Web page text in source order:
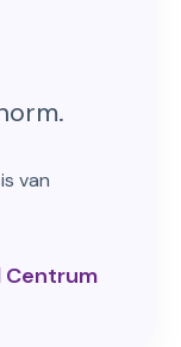
van
Centrum